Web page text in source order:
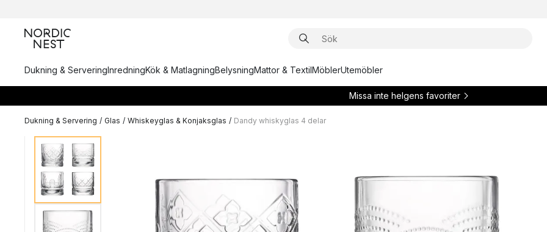
Dukning & ServeringInredningKök & MatlagningBelysningMattor & TextilMöblerUtemöbler
Missa inte helgens favoriter
Dukning & Servering / Glas / Whiskeyglas & Konjaksglas / Dandy whiskyglas 4 delar